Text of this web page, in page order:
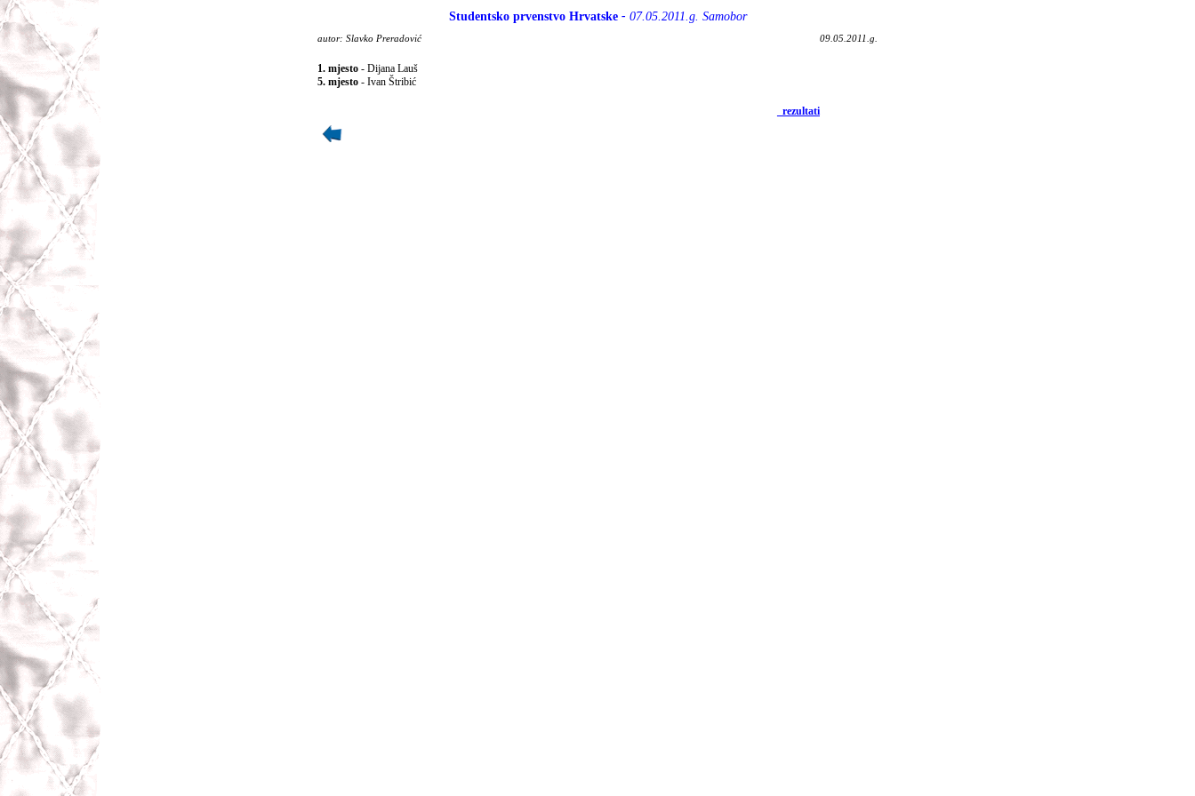
Studentsko prvenstvo Hrvatske- 07.05.2011.g. Samobor
autor: Slavko Preradović 09.05.2011.g.
1. mjesto - Dijana Lauš
5. mjesto - Ivan Štribić
_rezultati